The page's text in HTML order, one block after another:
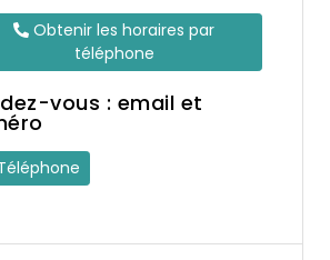
Obtenir les horaires par
téléphone
vous : email et